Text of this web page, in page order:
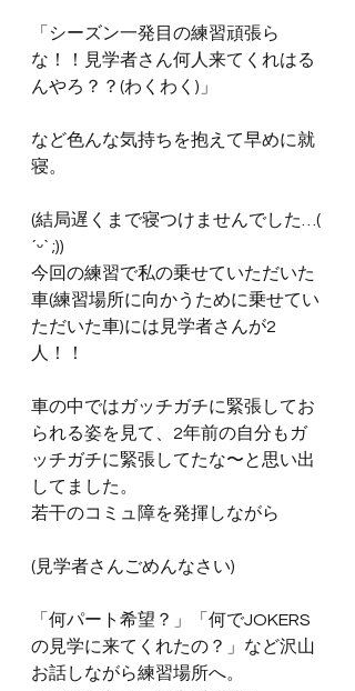
「シーズン一発目の練習頑張ら
な！！見学者さん何人来てくれはる
んやろ？？(わくわく)」
など色んな気持ちを抱えて早めに就
寝。
(結局遅くまで寝つけませんでした…(
ˊᵕˋ ;))
今回の練習で私の乗せていただいた
車(練習場所に向かうために乗せてい
ただいた車)には見学者さんが2
人！！
車の中ではガッチガチに緊張してお
られる姿を見て、2年前の自分もガ
ッチガチに緊張してたな〜と思い出
してました。
若干のコミュ障を発揮しながら
(見学者さんごめんなさい)
「何パート希望？」「何でJOKERS
の見学に来てくれたの？」など沢山
お話しながら練習場所へ。